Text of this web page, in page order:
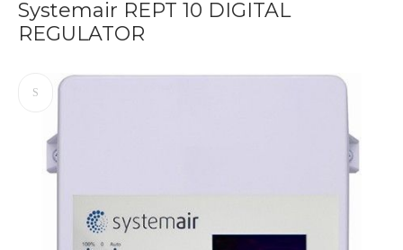
Systemair REPT 10 DIGITAL
REGULATOR